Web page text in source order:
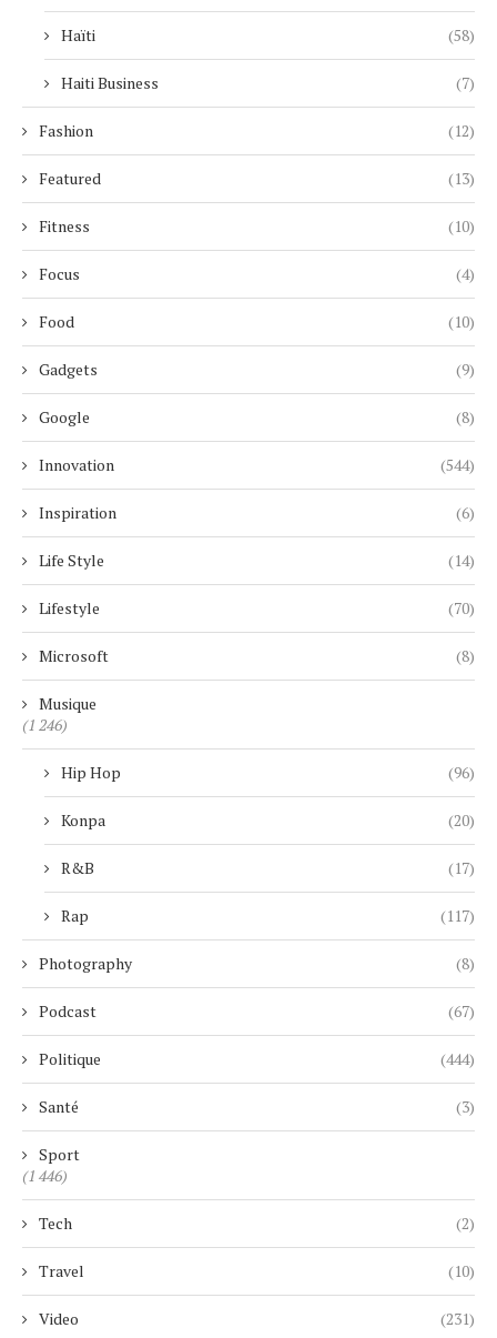
Haïti (58)
Haiti Business (7)
Fashion (12)
Featured (13)
Fitness (10)
Focus (4)
Food (10)
Gadgets (9)
Google (8)
Innovation (544)
Inspiration (6)
Life Style (14)
Lifestyle (70)
Microsoft (8)
Musique
(1 246)
Hip Hop (96)
Konpa (20)
R&B (17)
Rap (117)
Photography (8)
Podcast (67)
Politique (444)
Santé (3)
Sport
(1 446)
Tech (2)
Travel (10)
Video (231)